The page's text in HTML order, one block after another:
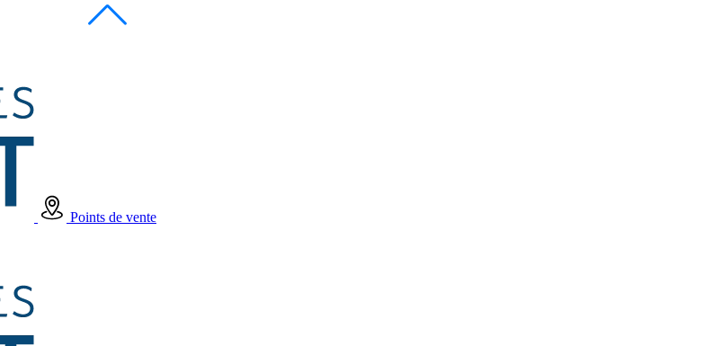
Points de vente